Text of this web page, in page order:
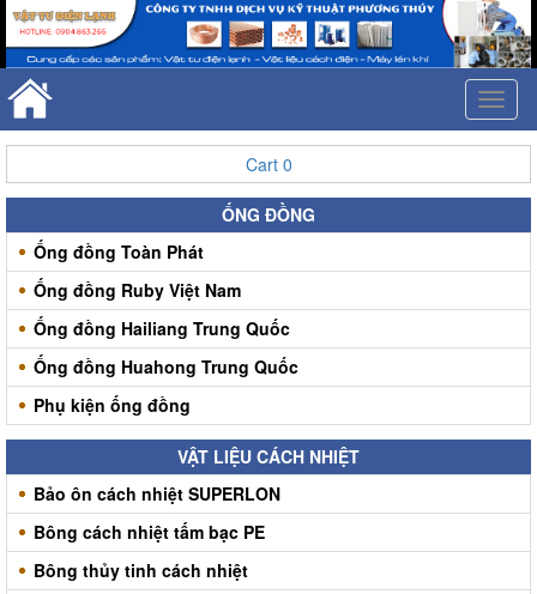
Cart 0
ỐNG ĐỒNG
Ống đồng Toàn Phát
Ống đồng Ruby Việt Nam
Ống đồng Hailiang Trung Quốc
Ống đồng Huahong Trung Quốc
Phụ kiện ống đồng
VẬT LIỆU CÁCH NHIỆT
Bảo ôn cách nhiệt SUPERLON
Bông cách nhiệt tấm bạc PE
Bông thủy tinh cách nhiệt